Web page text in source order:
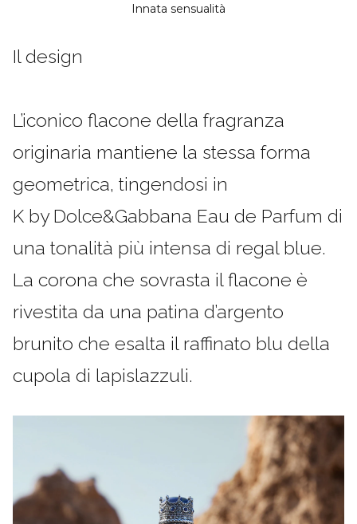
Innata sensualità
Il design
L’iconico flacone della fragranza
originaria mantiene la stessa forma
geometrica, tingendosi in
K by Dolce&Gabbana Eau de Parfum di
una tonalità più intensa di regal blue.
La corona che sovrasta il flacone è
rivestita da una patina d’argento
brunito che esalta il raffinato blu della
cupola di lapislazzuli.